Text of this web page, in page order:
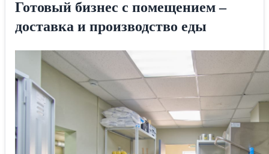
Готовый бизнес с помещением –
доставка и производство еды